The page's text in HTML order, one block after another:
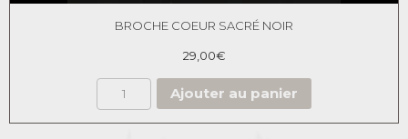
BROCHE COEUR SACRÉ NOIR
29,00€
Ajouter au panier